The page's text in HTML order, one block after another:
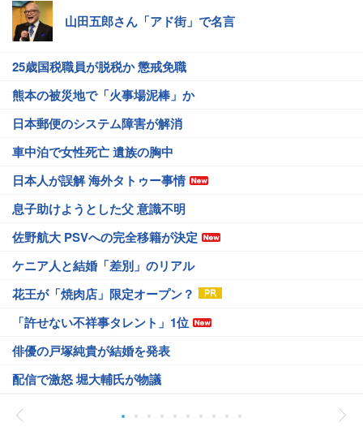
山田五郎さん「アド街」で名言
25歳国税職員が脱税か 懲戒免職
熊本の被災地で「火事場泥棒」か
日本郵便のシステム障害が解消
車中泊で女性死亡 遺族の胸中
日本人が誤解 海外タトゥー事情
息子助けようとした父 意識不明
佐野航大 PSVへの完全移籍が決定
ケニア人と結婚「差別」のリアル
花王が「焼肉店」限定オープン？
「許せない不祥事タレント」1位
俳優の戸塚純貴が結婚を発表
配信で激怒 堀大輔氏が物議